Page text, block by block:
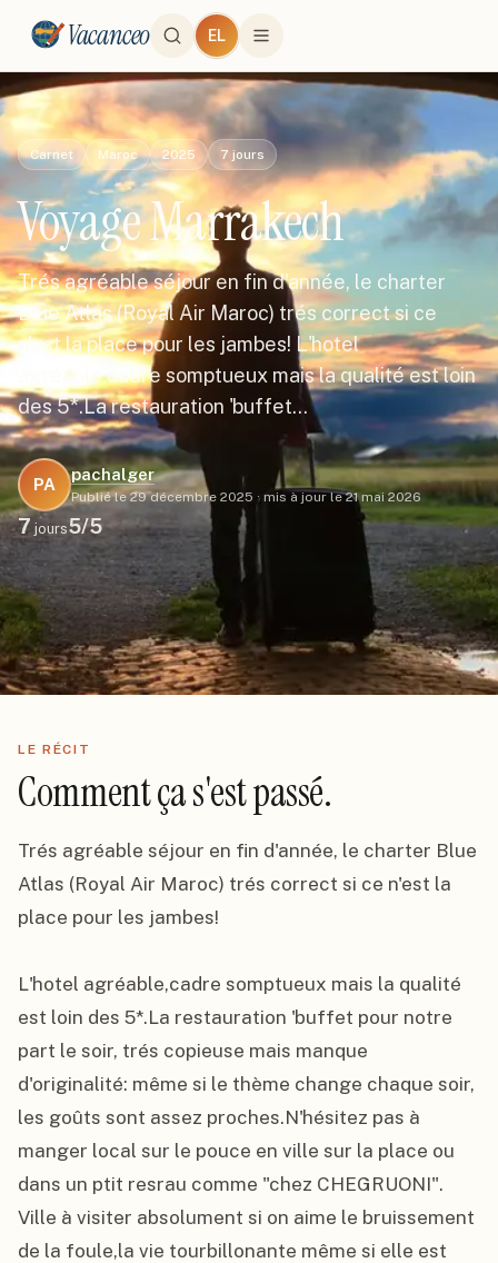
Vacanceo EL
Carnet Maroc 2025 7 jours
Voyage Marrakech
Trés agréable séjour en fin d'année, le charter
Blue Atlas (Royal Air Maroc) trés correct si ce
n'est la place pour les jambes! L'hotel
agréable,cadre somptueux mais la qualité est loin
des 5*.La restauration 'buffet…
PA
pachalger
Publié le 29 décembre 2025 · mis à jour le 21 mai 2026
7 jours5/5
LE RÉCIT
Comment ça s'est passé.
Trés agréable séjour en fin d'année, le charter Blue
Atlas (Royal Air Maroc) trés correct si ce n'est la
place pour les jambes!
L'hotel agréable,cadre somptueux mais la qualité
est loin des 5*.La restauration 'buffet pour notre
part le soir, trés copieuse mais manque
d'originalité: même si le thème change chaque soir,
les goûts sont assez proches.N'hésitez pas à
manger local sur le pouce en ville sur la place ou
dans un ptit resrau comme "chez CHEGRUONI".
Ville à visiter absolument si on aime le bruissement
de la foule,la vie tourbillonante même si elle est